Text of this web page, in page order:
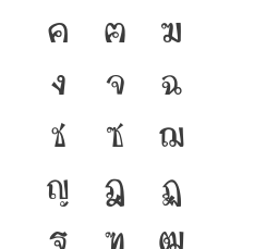
ค
ฅ
ฆ
ง
จ
ฉ
ช
ซ
ฌ
ญ
ฎ
ฏ
ฐ
ฑ
ฒ